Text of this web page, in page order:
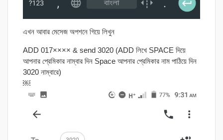
এখন আবার মেসেজ অপশনে গিয়ে লিখুন
ADD 017×××× & send 3020 (ADD লিখে SPACE দিয়ে
আপনার প্রেমিকার নাম্বার দিন Space আপনার প্রেমিকার নাম পাঠিয়ে দিন
3020 নাম্বারে)
￼